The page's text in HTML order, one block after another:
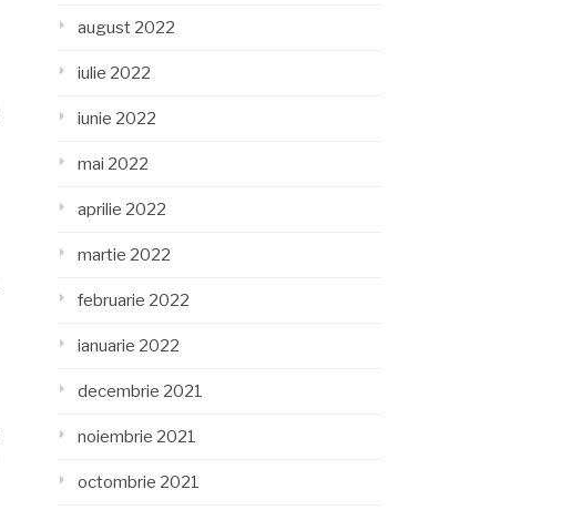
august 2022
iulie 2022
iunie 2022
mai 2022
aprilie 2022
martie 2022
februarie 2022
ianuarie 2022
decembrie 2021
noiembrie 2021
octombrie 2021